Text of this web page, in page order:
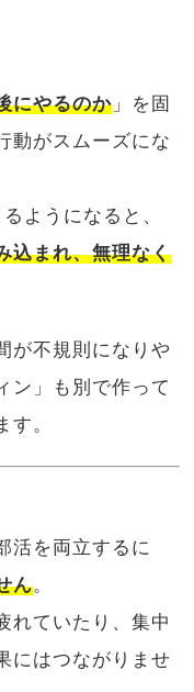
にやるのか 」を固
動がスムーズにな
ようになると、
込まれ、無理なく
が不規則になりや
ン」も別で作って
す。
活を両立するに
ん。
れていたり、集中
にはつながりませ